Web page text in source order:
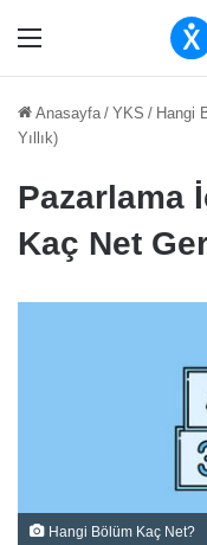
Menü
Anasayfa / YKS / Hangi
Yıllık)
Pazarlama
Kaç Net
Hangi Bölüm Kaç Net?